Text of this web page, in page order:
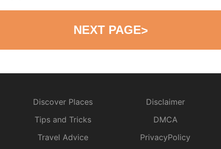
NEXT PAGE>
Discover Places
Tips and Tricks
Travel Advice
Disclaimer
DMCA
PrivacyPolicy